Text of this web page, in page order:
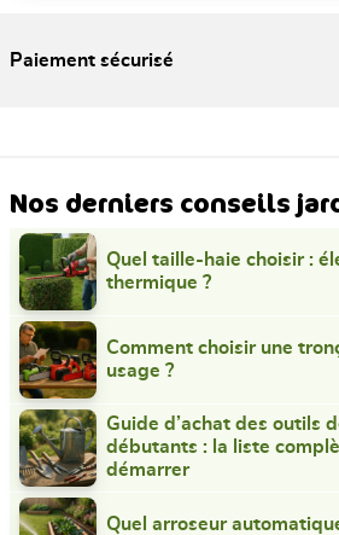
Paiement sécurisé
Nos derniers conseils
Quel taille-haie choisir :
thermique ?
Comment choisir une
usage ?
Guide d’achat des outils
débutants : la liste
démarrer
Quel arroseur